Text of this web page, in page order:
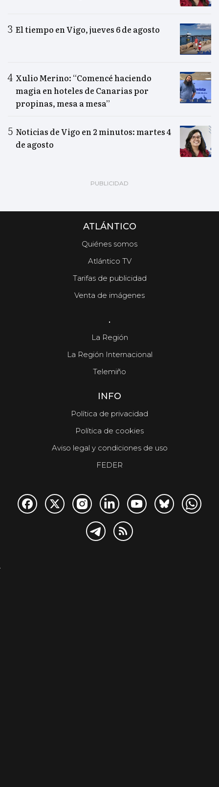
El tiempo en Vigo, jueves 6 de agosto
Xulio Merino: “Comencé haciendo
magia en hoteles de Canarias por
propinas, mesa a mesa”
Noticias de Vigo en 2 minutos: martes 4
de agosto
ATLÁNTICO
Quiénes somos
Atlántico TV
Tarifas de publicidad
Venta de imágenes
.
La Región
La Región Internacional
Telemiño
INFO
Política de privacidad
Política de cookies
Aviso legal y condiciones de uso
FEDER